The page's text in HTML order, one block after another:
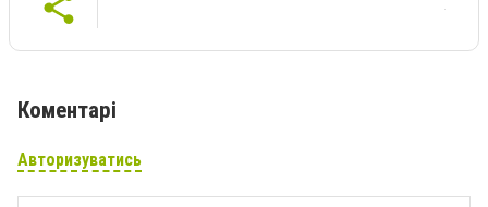
Коментарі
Авторизуватись